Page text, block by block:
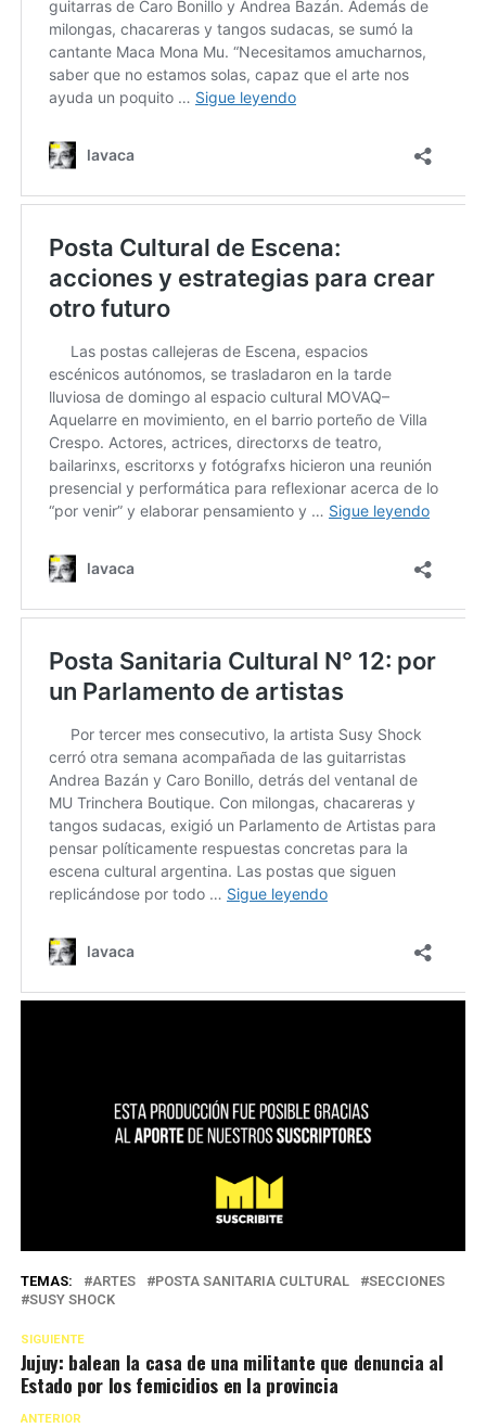
TEMAS: ARTES POSTA SANITARIA CULTURAL
SECCIONES
SUSY SHOCK
SIGUIENTE
Jujuy: balean la casa de una militante que denuncia al
Estado por los femicidios en la provincia
ANTERIOR